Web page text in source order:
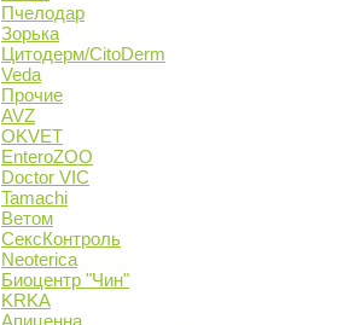
Пчелодар
Зорька
Цитодерм/CitoDerm
Veda
Прочие
AVZ
OKVET
EnteroZOO
Doctor VIC
Tamachi
Ветом
СексКонтроль
Neoterica
Биоцентр "Чин"
KRKA
Апиценна